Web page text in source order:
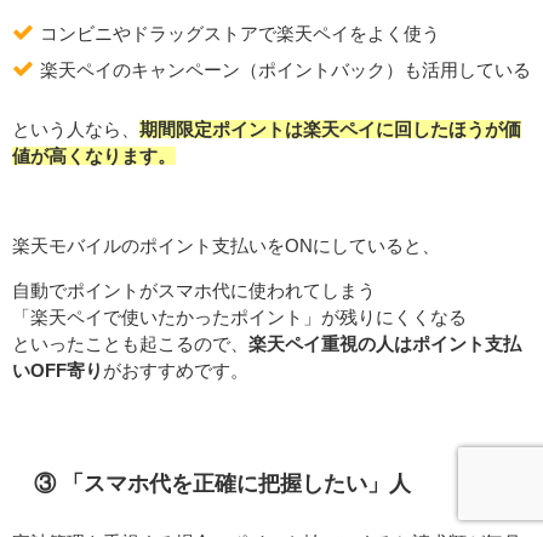
コンビニやドラッグストアで楽天ペイをよく使う
楽天ペイのキャンペーン（ポイントバック）も活用している
という人なら、 期間限定ポイントは楽天ペイに回したほうが価
値が高くなります。
楽天モバイルのポイント支払いをONにしていると、
自動でポイントがスマホ代に使われてしまう
「楽天ペイで使いたかったポイント」が残りにくくなる
といったことも起こるので、 楽天ペイ重視の人はポイント支払
いOFF寄り がおすすめです。
③ 「スマホ代を正確に把握したい」人